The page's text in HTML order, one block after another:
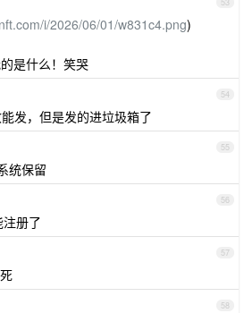
i/2026/06/01/w831c4.png)
是什么！笑哭
54
发，但是发的进垃圾箱了
55
统保留
56
册了
57
58